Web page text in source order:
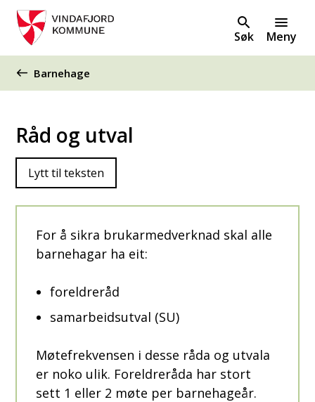
Søk Meny
Du er her:
Barnehage
Råd og utval
Lytt til teksten
For å sikra brukarmedverknad skal alle
barnehagar ha eit:
foreldreråd
samarbeidsutval (SU)
Møtefrekvensen i desse råda og utvala
er noko ulik. Foreldreråda har stort
sett 1 eller 2 møte per barnehageår.